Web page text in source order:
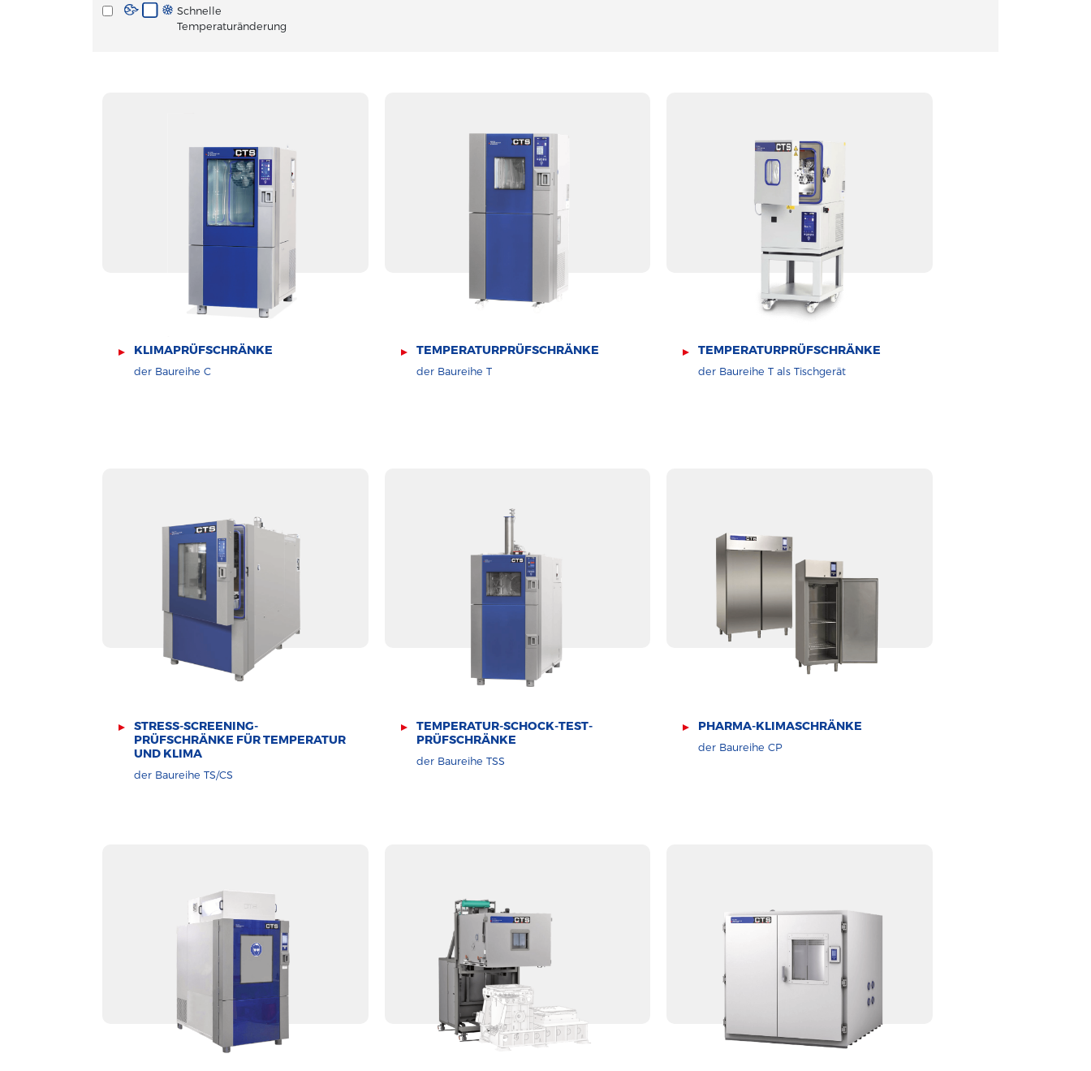
Schnelle
Temperaturänderung
KLIMAPRÜFSCHRÄNKE
der Baureihe C
TEMPERATURPRÜFSCHRÄNKE
der Baureihe T
TEMPERATURPRÜFSCHRÄNKE
der Baureihe T als Tischgerät
STRESS-SCREENING-
PRÜFSCHRÄNKE FÜR TEMPERATUR
UND KLIMA
der Baureihe TS/CS
TEMPERATUR-SCHOCK-TEST-
PRÜFSCHRÄNKE
der Baureihe TSS
PHARMA-KLIMASCHRÄNKE
der Baureihe CP